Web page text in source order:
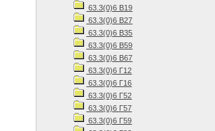
63.3(0)6 В19
63.3(0)6 В27
63.3(0)6 В35
63.3(0)6 В59
63.3(0)6 В67
63.3(0)6 Г12
63.3(0)6 Г16
63.3(0)6 Г52
63.3(0)6 Г57
63.3(0)6 Г59